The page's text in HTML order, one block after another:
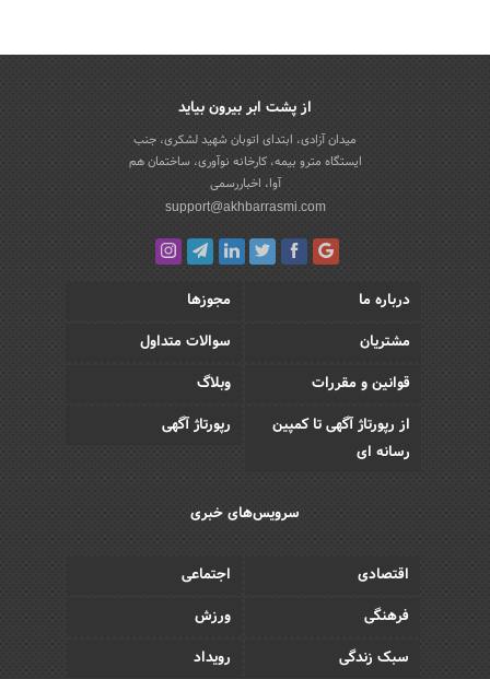
از پشت ابر بیرون بیاید
میدان آزادی، ابتدای اتوبان شهید لشکری، جنب
ایستگاه مترو بیمه، کارخانه نوآوری، ساختمان هم
آوا، اخباررسمی
support@akhbarrasmi.com
درباره ما
مجوزها
مشتریان
سوالات متداول
قوانین و مقررات
وبلاگ
از رپورتاژ آگهی تا کمپین
رسانه ای
رپورتاژ آگهی
سرویس‌های خبری
اقتصادی
اجتماعی
فرهنگی
ورزش
سبک زندگی
رویداد